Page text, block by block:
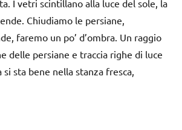
I vetri scintillano alla luce del sole, la
Chiudiamo le persiane,
faremo un po’ d’ombra. Un raggio
delle persiane e traccia righe di luce
sta bene nella stanza fresca,